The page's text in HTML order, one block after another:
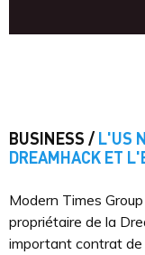
BUSINESS / L'US
DREAMHACK ET
Modern Times
propriétaire de la
important contrat